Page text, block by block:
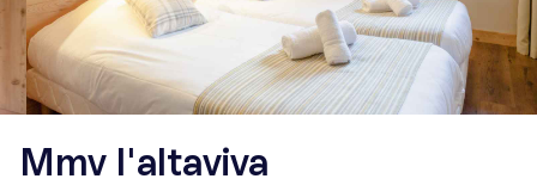
Mmv l'altaviva